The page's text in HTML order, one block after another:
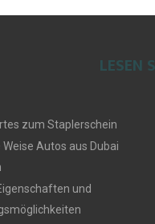
LESEN
zum Staplerschein
Autos aus Dubai
und